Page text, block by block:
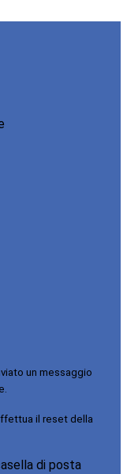
un messaggio
il reset della
di posta